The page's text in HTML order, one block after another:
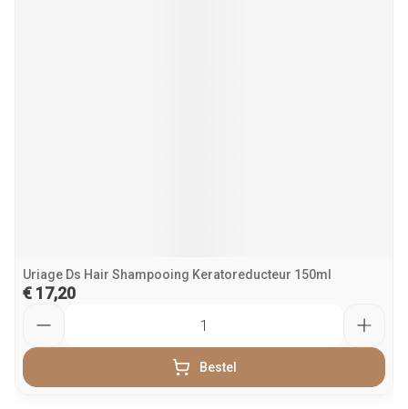
Uriage Ds Hair Shampooing Keratoreducteur 150ml
€ 17,20
Bestel